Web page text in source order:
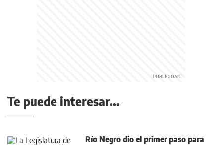
Te puede interesar...
Río Negro dio el primer paso para